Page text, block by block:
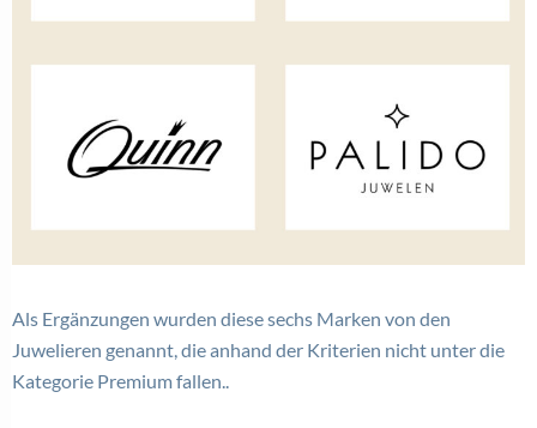
Als Ergänzungen wurden diese sechs Marken von den
Juwelieren genannt, die anhand der Kriterien nicht unter die
Kategorie Premium fallen..